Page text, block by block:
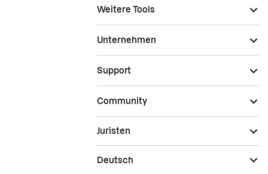
Weitere Tools
Unternehmen
Support
Community
Juristen
Deutsch